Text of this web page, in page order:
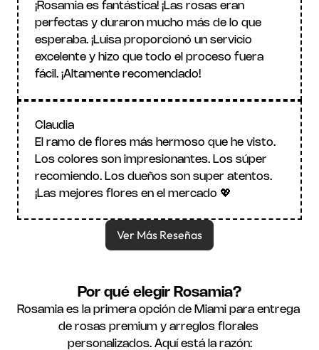
¡Rosamia es fantástica! ¡Las rosas eran
perfectas y duraron mucho más de lo que
esperaba. ¡Luisa proporcionó un servicio
excelente y hizo que todo el proceso fuera
fácil. ¡Altamente recomendado!
Claudia
El ramo de flores más hermoso que he visto.
Los colores son impresionantes. Los súper
recomiendo. Los dueños son super atentos.
¡Las mejores flores en el mercado 💖
Ver Más Reseñas
Por qué elegir Rosamia?
Rosamia es la primera opción de Miami para entrega
de rosas premium y arreglos florales
personalizados. Aquí está la razón: